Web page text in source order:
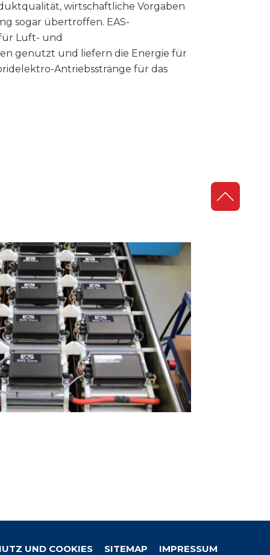
wirtschaftliche Vorgaben
sogar übertroffen. EAS-
Luft- und
genutzt und liefern die Energie für
Antriebsstränge für das
UND COOKIES SITEMAP IMPRESSUM